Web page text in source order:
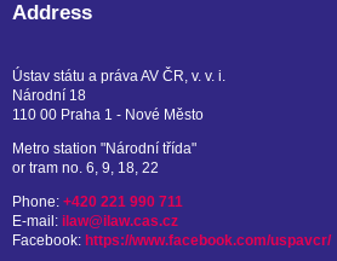
Address
Ústav státu a práva AV ČR, v. v. i.
Národní 18
110 00 Praha 1 - Nové Město
Metro station "Národní třída"
or tram no. 6, 9, 18, 22
Phone: +420 221 990 711
E-mail: ilaw@ilaw.cas.cz
Facebook: https://www.facebook.com/uspavcr/